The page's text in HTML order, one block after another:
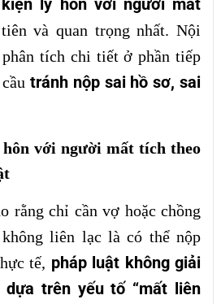
ly hôn với người mất
và quan trọng nhất. Nội
tích chi tiết ở phần tiếp
tránh nộp sai hồ sơ, sai
với người mất tích theo
rằng chỉ cần vợ hoặc chồng
liên lạc là có thể nộp
tế, pháp luật không giải
trên yếu tố “mất liên